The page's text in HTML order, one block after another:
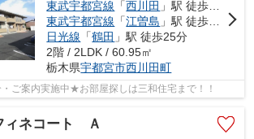
東武宇都宮線 「西川田 」駅 徒歩18分
東武宇都宮線 「江曽島 」駅 徒歩21分
日光線 「鶴田 」駅 徒歩25分
2階 / 2LDK / 60.95㎡
栃木県宇都宮市西川田町
ご案内実施中★お部屋探しは三和住宅まで！！
ィネコート Ａ